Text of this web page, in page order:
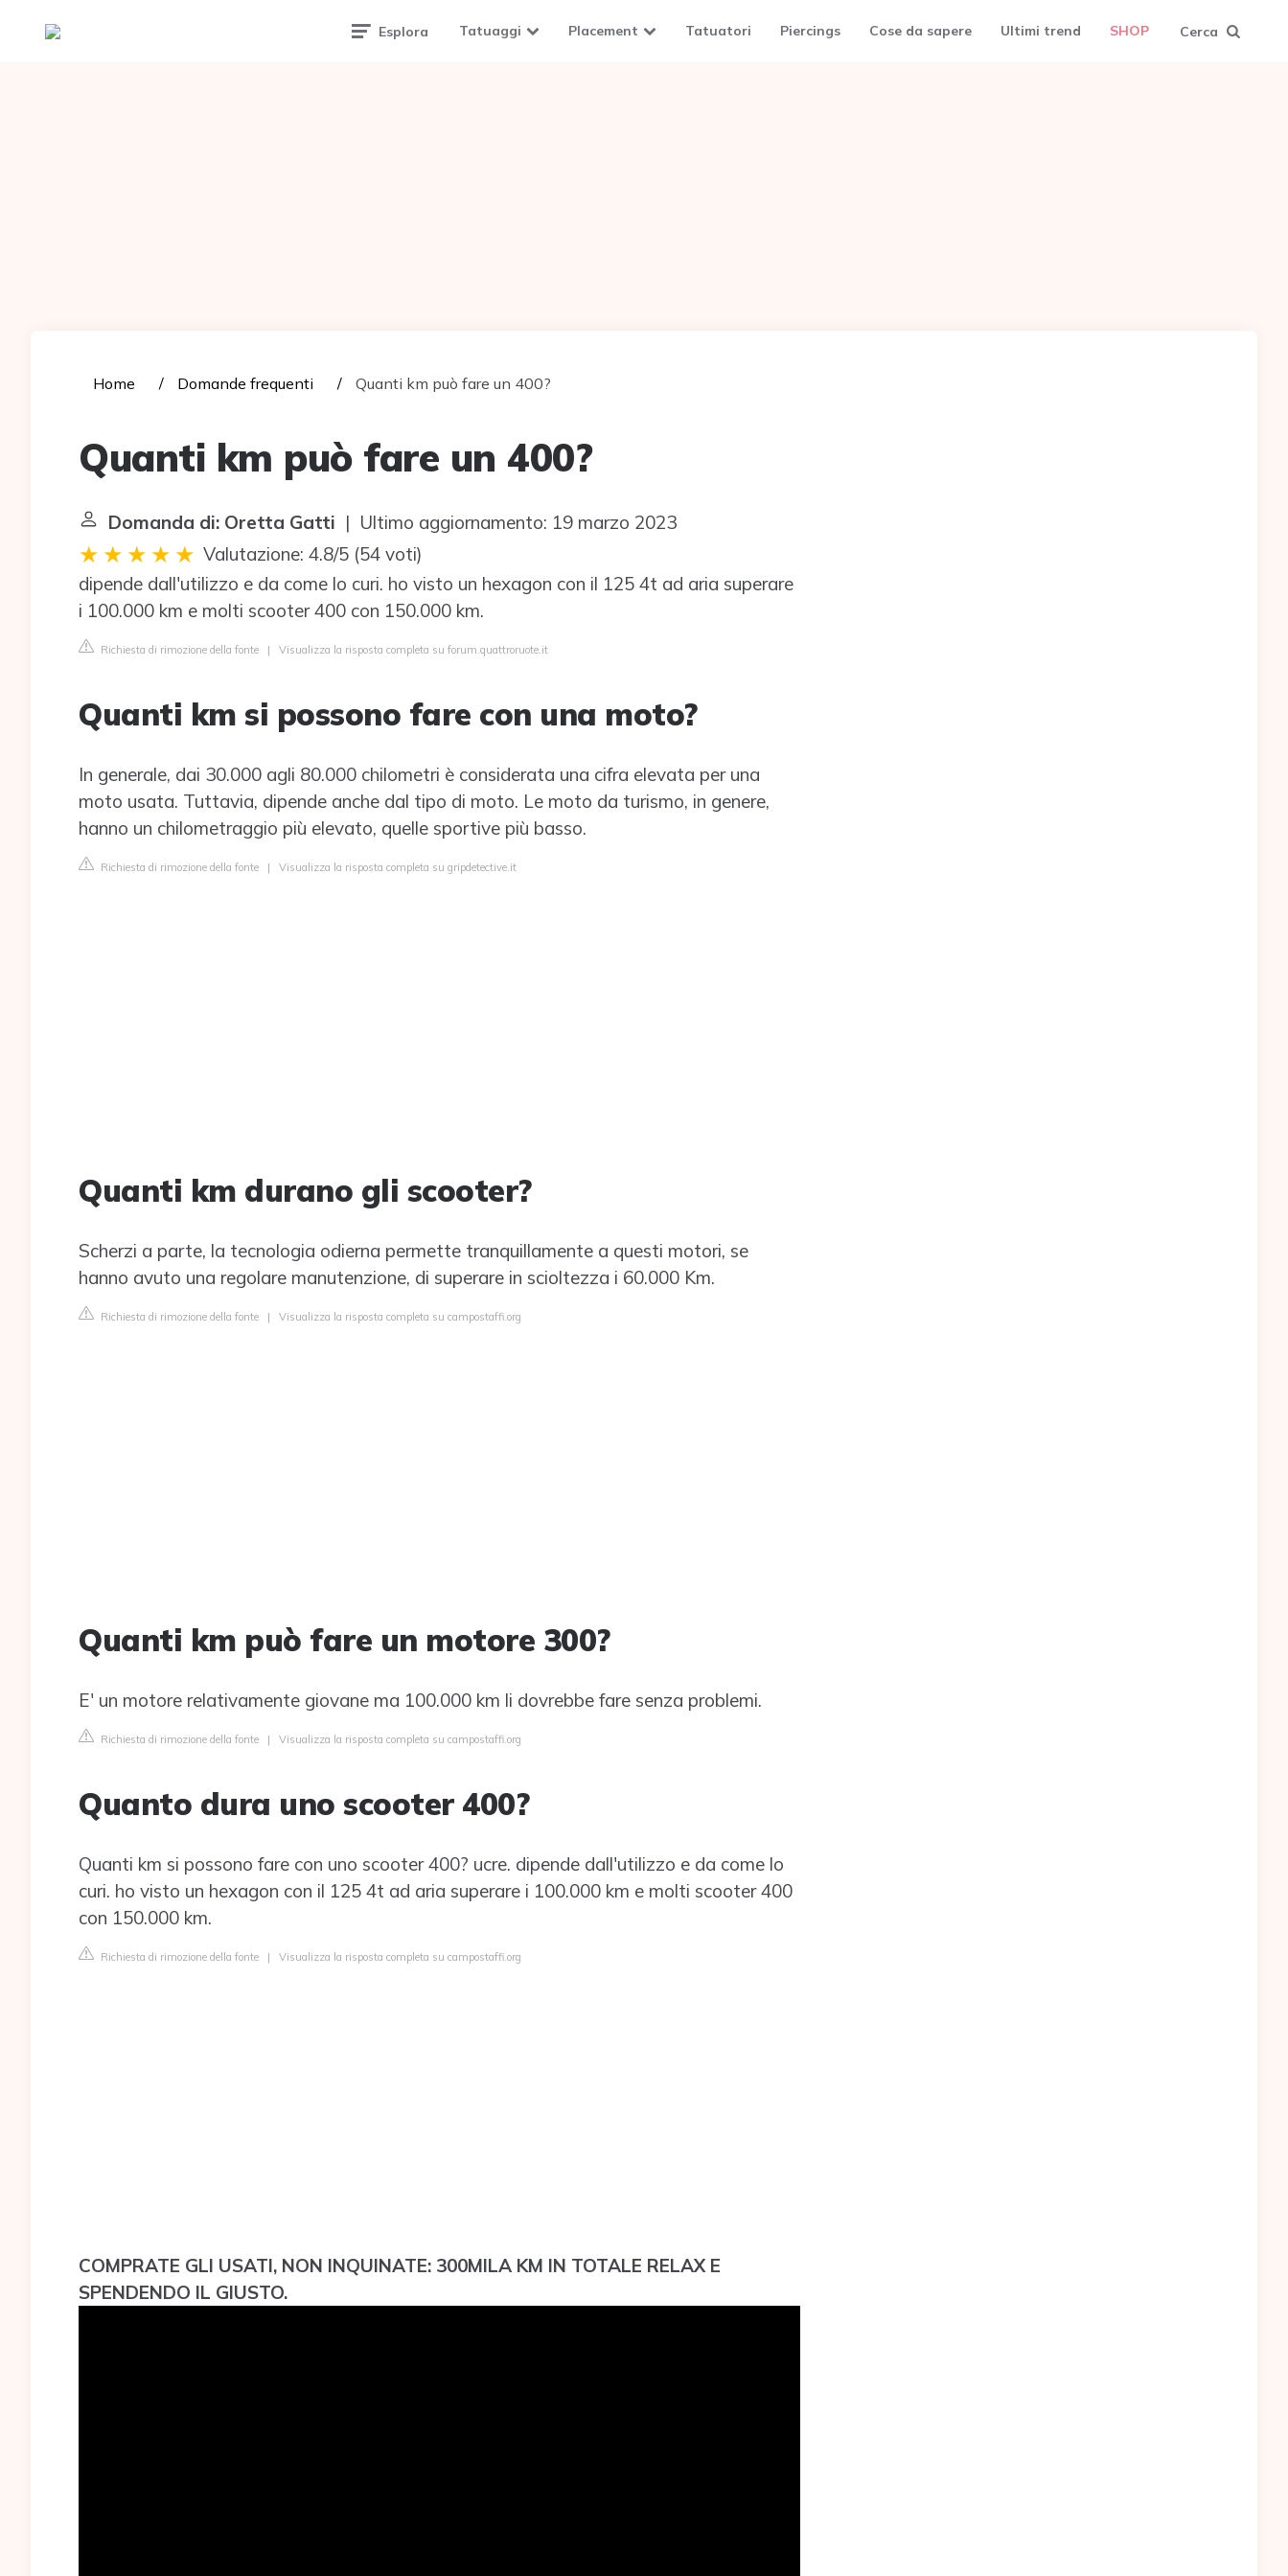
Tattoomuse.it Esplora Tatuaggi Placement Tatuatori Piercings Cose da sapere Ultimi trend SHOP Cerca
Home Domande frequenti Quanti km può fare un 400?
Quanti km può fare un 400?
Domanda di: Oretta Gatti | Ultimo aggiornamento: 19 marzo 2023
Valutazione: 4.8/5 (54 voti)
dipende dall'utilizzo e da come lo curi. ho visto un hexagon con il 125 4t ad aria superare
i 100.000 km e molti scooter 400 con 150.000 km.
Richiesta di rimozione della fonte | Visualizza la risposta completa su forum.quattroruote.it
Quanti km si possono fare con una moto?
In generale, dai 30.000 agli 80.000 chilometri è considerata una cifra elevata per una
moto usata. Tuttavia, dipende anche dal tipo di moto. Le moto da turismo, in genere,
hanno un chilometraggio più elevato, quelle sportive più basso.
Richiesta di rimozione della fonte | Visualizza la risposta completa su gripdetective.it
Quanti km durano gli scooter?
Scherzi a parte, la tecnologia odierna permette tranquillamente a questi motori, se
hanno avuto una regolare manutenzione, di superare in scioltezza i 60.000 Km.
Richiesta di rimozione della fonte | Visualizza la risposta completa su campostaffi.org
Quanti km può fare un motore 300?
E' un motore relativamente giovane ma 100.000 km li dovrebbe fare senza problemi.
Richiesta di rimozione della fonte | Visualizza la risposta completa su campostaffi.org
Quanto dura uno scooter 400?
Quanti km si possono fare con uno scooter 400? ucre. dipende dall'utilizzo e da come lo
curi. ho visto un hexagon con il 125 4t ad aria superare i 100.000 km e molti scooter 400
con 150.000 km.
Richiesta di rimozione della fonte | Visualizza la risposta completa su campostaffi.org
COMPRATE GLI USATI, NON INQUINATE: 300MILA KM IN TOTALE RELAX E
SPENDENDO IL GIUSTO.